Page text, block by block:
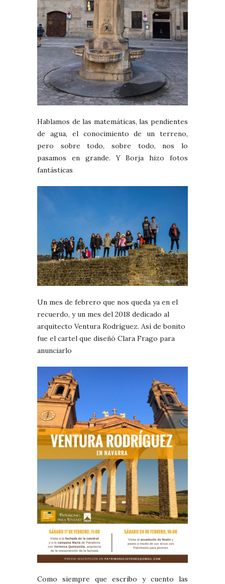
Hablamos de las matemáticas, las pendientes
de agua, el conocimiento de un terreno,
pero sobre todo, sobre todo, nos lo
pasamos en grande. Y Borja hizo fotos
fantásticas
Un mes de febrero que nos queda ya en el
recuerdo, y un mes del 2018 dedicado al
arquitecto Ventura Rodríguez. Así de bonito
fue el cartel que diseñó Clara Frago para
anunciarlo
Como siempre que escribo y cuento las